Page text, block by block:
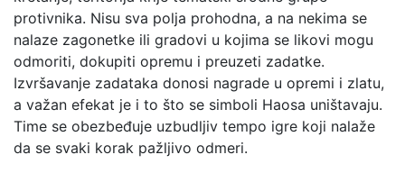
protivnika. Nisu sva polja prohodna, a na nekima se
nalaze zagonetke ili gradovi u kojima se likovi mogu
odmoriti, dokupiti opremu i preuzeti zadatke.
Izvršavanje zadataka donosi nagrade u opremi i zlatu,
a važan efekat je i to što se simboli Haosa uništavaju.
Time se obezbeđuje uzbudljiv tempo igre koji nalaže
da se svaki korak pažljivo odmeri.